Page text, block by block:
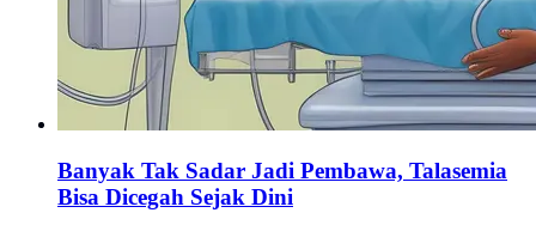
Banyak Tak Sadar Jadi Pembawa, Talasemia
Bisa Dicegah Sejak Dini